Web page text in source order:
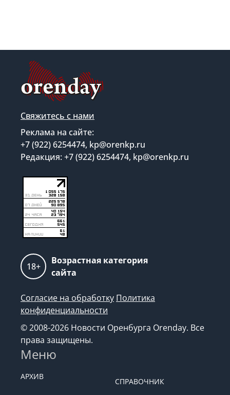
Свяжитесь с нами
Реклама на сайте:
+7 (922) 6254474, kp@orenkp.ru
Редакция: +7 (922) 6254474, kp@orenkp.ru
18+
Возрастная категория
сайта
Согласие на обработку Политика
конфиденциальности
© 2008-2026 Новости Оренбурга Orenday. Все
права защищены.
Меню
АРХИВ
СПРАВОЧНИК